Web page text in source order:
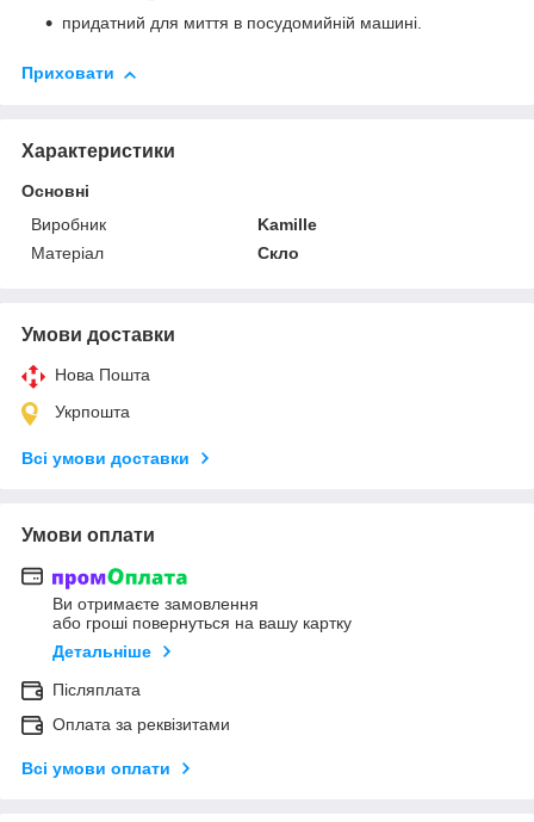
придатний для миття в посудомийній машині.
Приховати
Характеристики
Основні
Виробник
Kamille
Матеріал
Скло
Умови доставки
Нова Пошта
Укрпошта
Всі умови доставки
Умови оплати
Ви отримаєте замовлення
або гроші повернуться на вашу картку
Детальніше
Післяплата
Оплата за реквізитами
Всі умови оплати